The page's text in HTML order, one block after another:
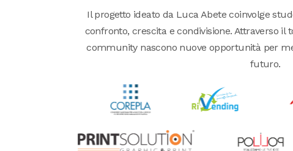
Il progetto ideato da Luca Abete coinvolge
confronto, crescita e condivisione. Attraverso
community nascono nuove opportunità per
futuro.